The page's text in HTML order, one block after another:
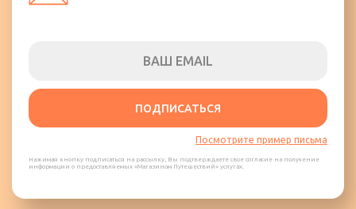
ПОДПИСАТЬСЯ
Посмотрите пример письма
Нажимая кнопку подписаться на рассылку, Вы подтверждаете свое согласие на получение
информации о предоставляемых «Магазином Путешествий» услугах.